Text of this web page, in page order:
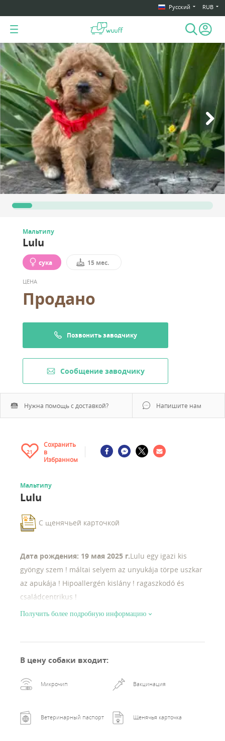
Русский RUB
Мальтипу
Lulu
сука 15 мес.
ЦЕНА
Продано
Позвонить заводчику
Cообщение заводчику
Нужна помощь с доставкой? Напишите нам
21
Сохранить
в
Избранном
Мальтипу
Lulu
С щенячьей карточкой
Дата рождения: 19 мая 2025 г.Lulu egy igazi kis
gyöngy szem ! máltai selyem az unyukája törpe uszkar
az apukája ! Hipoallergén kislány ! ragaszkodó és
családcentrikus !
Получить более подробную информацию
В цену собаки входит:
Микрочип Вакцинация
Ветеринарный паспорт Щенячья карточка